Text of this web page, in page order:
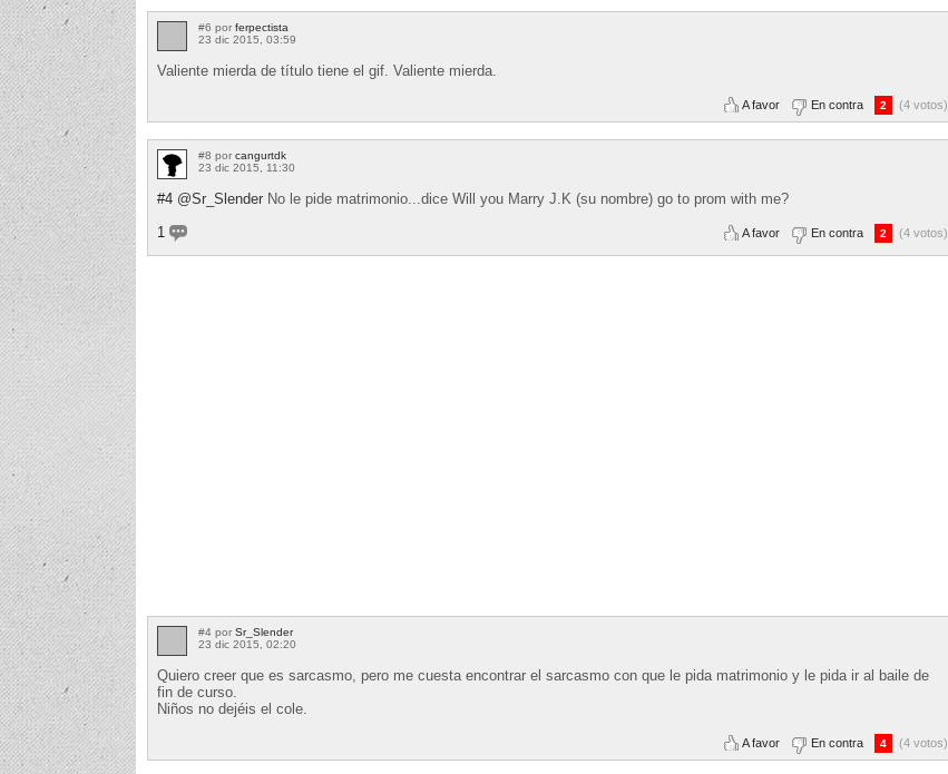
#6 por ferpectista
23 dic 2015, 03:59
Valiente mierda de título tiene el gif. Valiente mierda.
A favor En contra 2 (4 votos)
#8 por cangurtdk
23 dic 2015, 11:30
#4 @Sr_Slender No le pide matrimonio...dice Will you Marry J.K (su nombre) go to prom with me?
1
A favor En contra 2 (4 votos)
#4 por Sr_Slender
23 dic 2015, 02:20
Quiero creer que es sarcasmo, pero me cuesta encontrar el sarcasmo con que le pida matrimonio y le pida ir al baile de
fin de curso.
Niños no dejéis el cole.
A favor En contra 4 (4 votos)